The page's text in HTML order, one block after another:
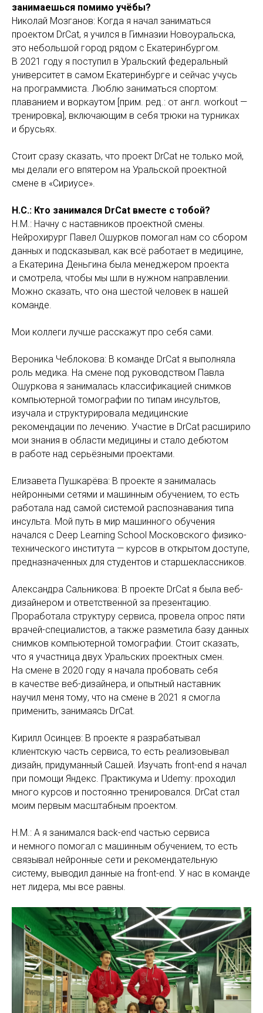
занимаешься помимо учёбы?
Николай Мозганов: Когда я начал заниматься
проектом DrCat, я учился в Гимназии Новоуральска,
это небольшой город рядом с Екатеринбургом.
В 2021 году я поступил в Уральский федеральный
университет в самом Екатеринбурге и сейчас учусь
на программиста. Люблю заниматься спортом:
плаванием и воркаутом [прим. ред.: от англ. workout —
тренировка], включающим в себя трюки на турниках
и брусьях.
Стоит сразу сказать, что проект DrCat не только мой,
мы делали его впятером на Уральской проектной
смене в «Сириусе».
Н.С.: Кто занимался DrCat вместе с тобой?
Н.М.: Начну с наставников проектной смены.
Нейрохирург Павел Ошурков помогал нам со сбором
данных и подсказывал, как всё работает в медицине,
а Екатерина Деньгина была менеджером проекта
и смотрела, чтобы мы шли в нужном направлении.
Можно сказать, что она шестой человек в нашей
команде.
Мои коллеги лучше расскажут про себя сами.
Вероника Чеблокова: В команде DrСat я выполняла
роль медика. На смене под руководством Павла
Ошуркова я занималась классификацией снимков
компьютерной томографии по типам инсультов,
изучала и структурировала медицинские
рекомендации по лечению. Участие в DrСat расширило
мои знания в области медицины и стало дебютом
в работе над серьёзными проектами.
Елизавета Пушкарёва: В проекте я занималась
нейронными сетями и машинным обучением, то есть
работала над самой системой распознавания типа
инсульта. Мой путь в мир машинного обучения
начался с Deep Learning School Московского физико-
технического института — курсов в открытом доступе,
предназначенных для студентов и старшеклассников.
Александра Сальникова: В проекте DrCat я была веб-
дизайнером и ответственной за презентацию.
Проработала структуру сервиса, провела опрос пяти
врачей-специалистов, а также разметила базу данных
снимков компьютерной томографии. Стоит сказать,
что я участница двух Уральских проектных смен.
На смене в 2020 году я начала пробовать себя
в качестве веб-дизайнера, и опытный наставник
научил меня тому, что на смене в 2021 я смогла
применить, занимаясь DrCat.
Кирилл Осинцев: В проекте я разрабатывал
клиентскую часть сервиса, то есть реализовывал
дизайн, придуманный Сашей. Изучать front-end я начал
при помощи Яндекс. Практикума и Udemy: проходил
много курсов и постоянно тренировался. DrCat стал
моим первым масштабным проектом.
Н.М.: А я занимался back-end частью сервиса
и немного помогал с машинным обучением, то есть
связывал нейронные сети и рекомендательную
систему, выводил данные на front-end. У нас в команде
нет лидера, мы все равны.